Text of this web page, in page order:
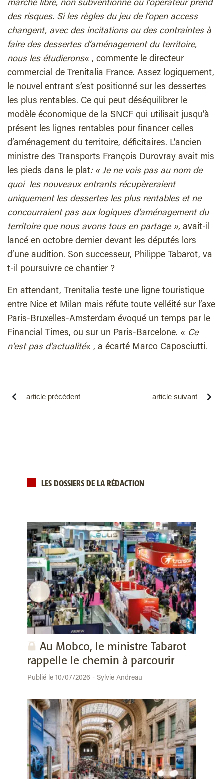
marché libre, non subventionné où l’opérateur prend
des risques. Si les règles du jeu de l’open access
changent, avec des incitations ou des contraintes à
faire des dessertes d’aménagement du territoire,
nous les étudierons« , commente le directeur
commercial de Trenitalia France. Assez logiquement,
le nouvel entrant s’est positionné sur les dessertes
les plus rentables. Ce qui peut déséquilibrer le
modèle économique de la SNCF qui utilisait jusqu’à
présent les lignes rentables pour financer celles
d’aménagement du territoire, déficitaires. L’ancien
ministre des Transports François Durovray avait mis
les pieds dans le plat: « Je ne vois pas au nom de
quoi les nouveaux entrants récupèreraient
uniquement les dessertes les plus rentables et ne
concourraient pas aux logiques d’aménagement du
territoire que nous avons tous en partage », avait-il
lancé en octobre dernier devant les députés lors
d’une audition. Son successeur, Philippe Tabarot, va
t-il poursuivre ce chantier ?
En attendant, Trenitalia teste une ligne touristique
entre Nice et Milan mais réfute toute velléité sur l’axe
Paris-Bruxelles-Amsterdam évoqué un temps par le
Financial Times, ou sur un Paris-Barcelone. « Ce
n’est pas d’actualité« , a écarté Marco Caposciutti.
article précédent article suivant
LES DOSSIERS DE LA RÉDACTION
Au Mobco, le ministre Tabarot
rappelle le chemin à parcourir
Publié le 10/07/2026 - Sylvie Andreau